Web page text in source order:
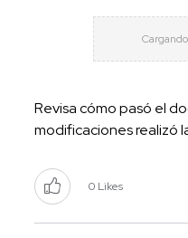
Revisa cómo pasó el
modificaciones realizó
0 Likes